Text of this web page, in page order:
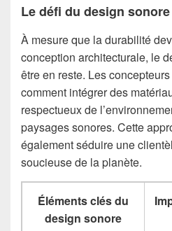
Le défi du design
À mesure que la durabilité
conception architecturale, le
être en reste. Les
comment intégrer des
respectueux de
paysages sonores. Cette
également séduire une
soucieuse de la planète.
Éléments clés du
design sonore